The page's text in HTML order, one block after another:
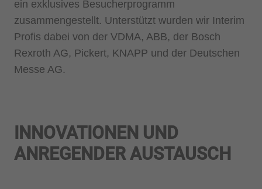
ein exklusives Besucherprogramm
zusammengestellt. Unterstützt wurden wir Interim
Profis dabei von der VDMA, ABB, der Bosch
Rexroth AG, Pickert, KNAPP und der Deutschen
Messe AG.
INNOVATIONEN UND
ANREGENDER AUSTAUSCH